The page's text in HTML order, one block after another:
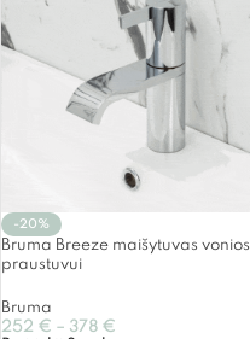
-20%
Bruma Breeze maišytuvas vonios
praustuvui
Bruma
252 € – 378 €